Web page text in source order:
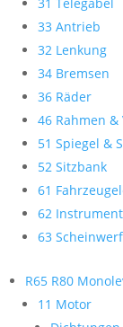
33 Antrieb
32 Lenkung
34 Bremsen
36 Räder
46 Rahmen
51 Spiegel &
52 Sitzbank
61
62
63
R65 R80
11 Motor